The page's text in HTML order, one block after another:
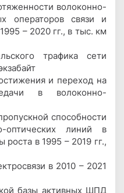
волоконно-
операторов связи и
– 2020 гг., в тыс. км
трафика сети
и переход на
в волоконно-
способности
оптических линий в
в 1995 – 2019 гг.,
в 2010 – 2021
базы активных ШПД